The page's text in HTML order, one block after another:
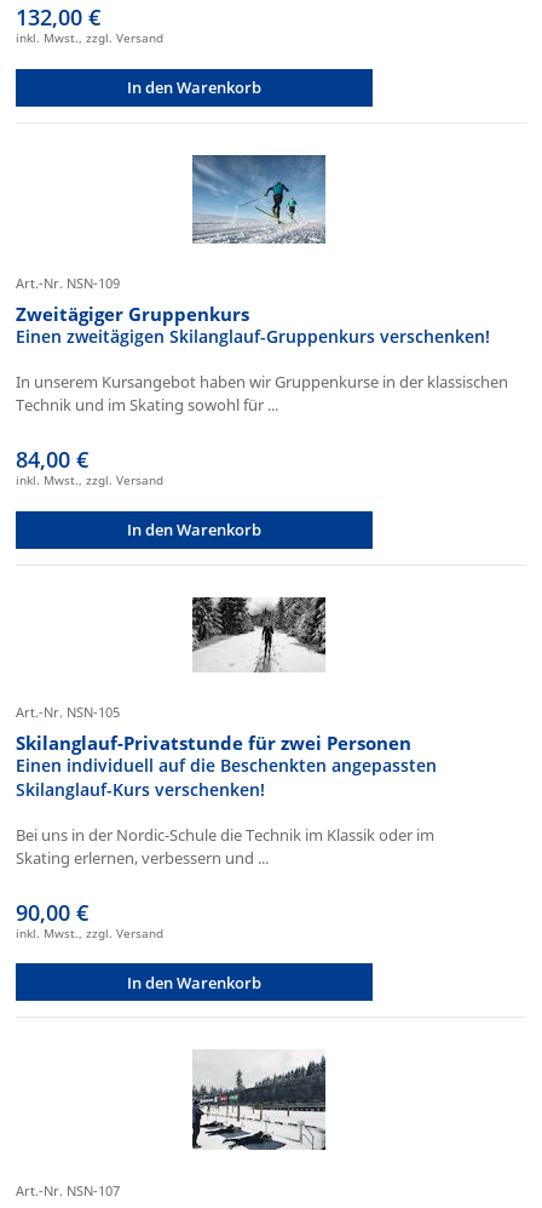
132,00 €
inkl. Mwst., zzgl. Versand
In den Warenkorb
Art.-Nr. NSN-109
Zweitägiger Gruppenkurs
Einen zweitägigen Skilanglauf-Gruppenkurs verschenken!
In unserem Kursangebot haben wir Gruppenkurse in der klassischen
Technik und im Skating sowohl für ...
84,00 €
inkl. Mwst., zzgl. Versand
In den Warenkorb
Art.-Nr. NSN-105
Skilanglauf-Privatstunde für zwei Personen
Einen individuell auf die Beschenkten angepassten
Skilanglauf-Kurs verschenken!
Bei uns in der Nordic-Schule die Technik im Klassik oder im
Skating erlernen, verbessern und ...
90,00 €
inkl. Mwst., zzgl. Versand
In den Warenkorb
Art.-Nr. NSN-107